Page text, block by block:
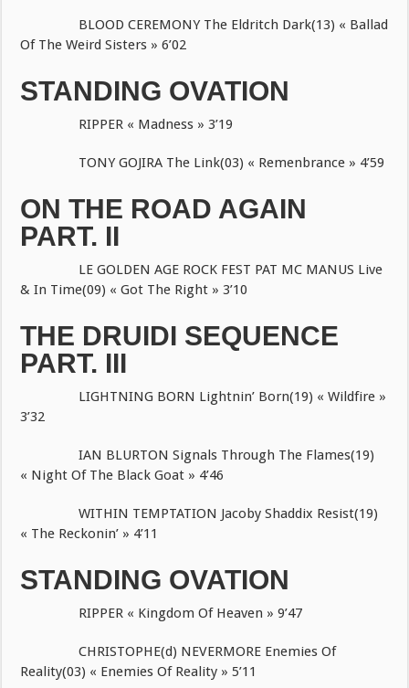
BLOOD CEREMONY The Eldritch Dark(13) « Ballad
Of The Weird Sisters » 6’02
STANDING OVATION
RIPPER « Madness » 3’19
TONY GOJIRA The Link(03) « Remenbrance » 4’59
ON THE ROAD AGAIN
PART. II
LE GOLDEN AGE ROCK FEST PAT MC MANUS Live
& In Time(09) « Got The Right » 3’10
THE DRUIDI SEQUENCE
PART. III
LIGHTNING BORN Lightnin’ Born(19) « Wildfire »
3’32
IAN BLURTON Signals Through The Flames(19)
« Night Of The Black Goat » 4’46
WITHIN TEMPTATION Jacoby Shaddix Resist(19)
« The Reckonin’ » 4’11
STANDING OVATION
RIPPER « Kingdom Of Heaven » 9’47
CHRISTOPHE(d) NEVERMORE Enemies Of
Reality(03) « Enemies Of Reality » 5’11